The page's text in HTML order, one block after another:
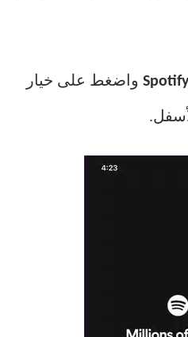
Spotify واضغط على خيار